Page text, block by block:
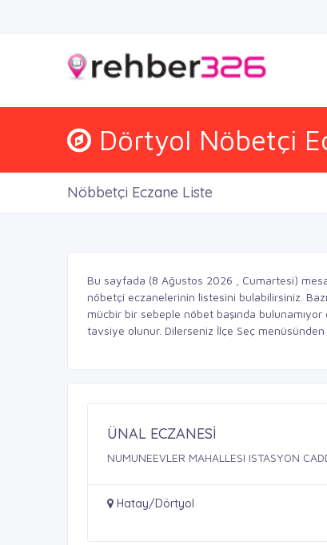
Dörtyol Nöbetçi
Nöbbetçi Eczane Liste
Bu sayfada (8 Ağustos 2026 , Cumartesi)
nöbetçi eczanelerinin listesini bulabilirsiniz.
mücbir bir sebeple nöbet başında
tavsiye olunur. Dilerseniz İlçe Seç
ÜNAL ECZANESİ
NUMUNEEVLER MAHALLESI ISTASYON
Hatay/Dörtyol